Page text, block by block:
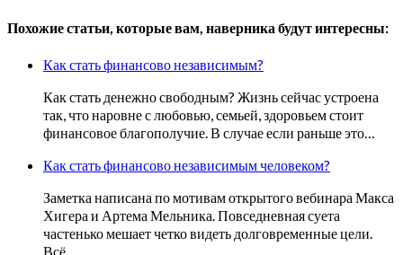
Похожие статьи, которые вам, наверника будут интересны:
Как стать финансово независимым?
Как стать денежно свободным? Жизнь сейчас устроена
так, что наровне с любовью, семьей, здоровьем стоит
финансовое благополучие. В случае если раньше это…
Как стать финансово независимым человеком?
Заметка написана по мотивам открытого вебинара Макса
Хигера и Артема Мельника. Повседневная суета
частенько мешает четко видеть долговременные цели.
Всё…